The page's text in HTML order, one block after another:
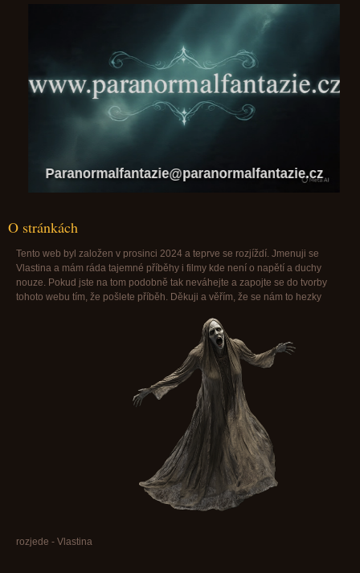
Paranormalfantazie@paranormalfantazie.cz
O stránkách
Tento web byl založen v prosinci 2024 a teprve se rozjíždí. Jmenuji se
Vlastina a mám ráda tajemné příběhy i filmy kde není o napětí a duchy
nouze. Pokud jste na tom podobně tak neváhejte a zapojte se do tvorby
tohoto webu tím, že pošlete příběh. Děkuji a věřím, že se nám to hezky
rozjede - Vlastina